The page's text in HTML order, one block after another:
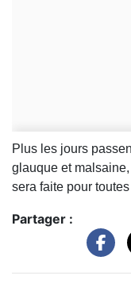
Plus les jours
glauque et
sera faite pour
Partager :